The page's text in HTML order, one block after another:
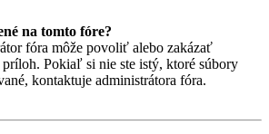
na tomto fóre?
fóra môže povoliť alebo zakázať
Pokiaľ si nie ste istý, ktoré súbory
kontaktuje administrátora fóra.